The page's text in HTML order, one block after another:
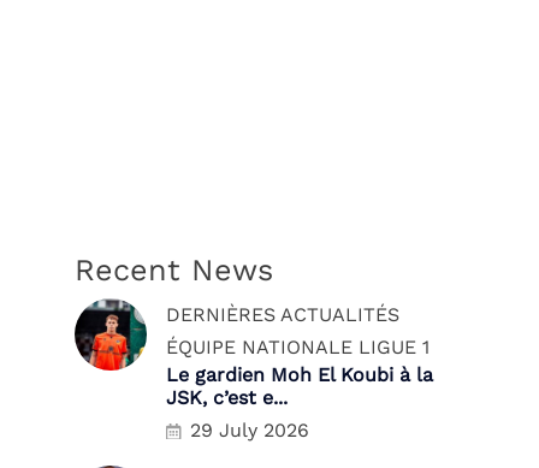
Recent News
DERNIÈRES ACTUALITÉS
ÉQUIPE NATIONALE LIGUE 1
Le gardien Moh El Koubi à la
JSK, c’est e...
29 July 2026